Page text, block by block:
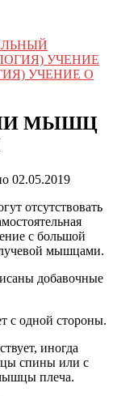
УЧЕНИЕ
УЧЕНИЕ О
МЫШЦ
02.05.2019
отсутствовать
с большой
мышцами.
добавочные
с одной стороны.
иногда
спины или с
плеча.